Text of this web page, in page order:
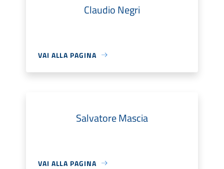
Claudio Negri
VAI ALLA PAGINA
Salvatore Mascia
VAI ALLA PAGINA